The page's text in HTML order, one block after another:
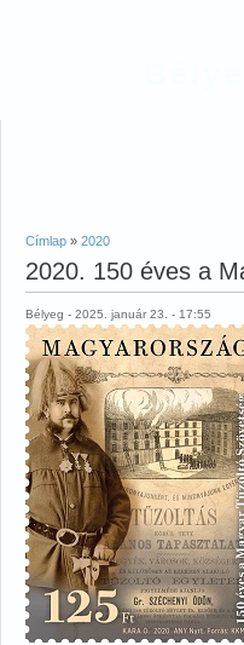
Címlap » 2020
2020. 150 éves a
Bélyeg - 2025. január 23. - 17:55